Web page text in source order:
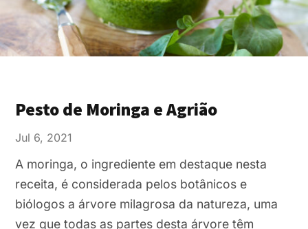
Pesto de Moringa e Agrião
Jul 6, 2021
A moringa, o ingrediente em destaque nesta
receita, é considerada pelos botânicos e
biólogos a árvore milagrosa da natureza, uma
vez que todas as partes desta árvore têm